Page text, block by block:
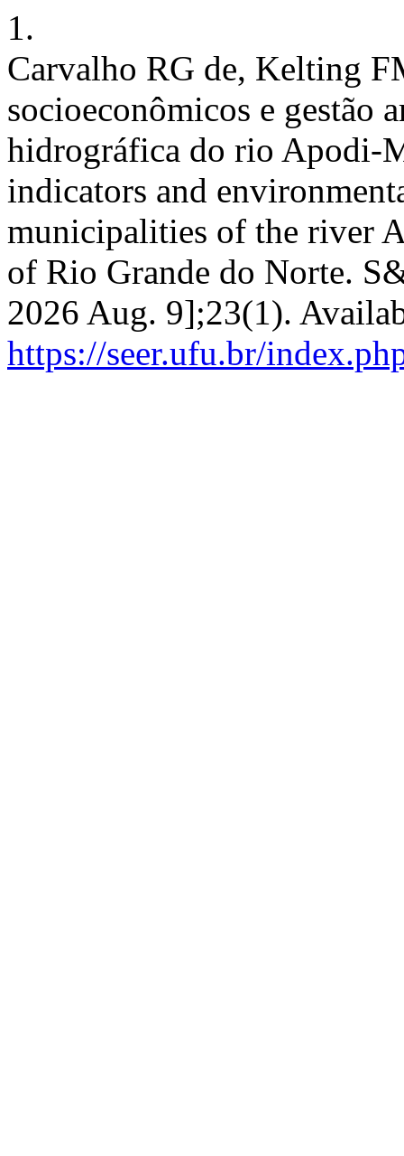
1.
Carvalho RG de, Kelting
socioeconômicos e gestão
hidrográfica do rio Apodi-
indicators and
municipalities of the river
of Rio Grande do Norte.
2026 Aug. 9];23(1).
https://seer.ufu.br/